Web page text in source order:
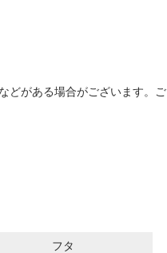
どがある場合がございます。ご
フタ